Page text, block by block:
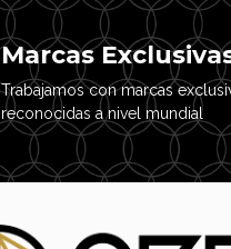
Marcas
Trabajamos con marcas
reconocidas a nivel mundial